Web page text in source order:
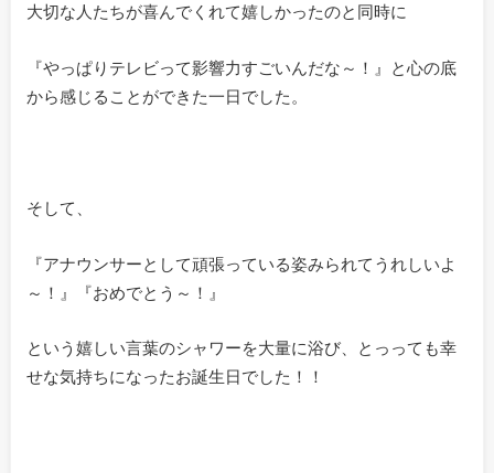
大切な人たちが喜んでくれて嬉しかったのと同時に
『やっぱりテレビって影響力すごいんだな～！』と心の底
から感じることができた一日でした。
そして、
『アナウンサーとして頑張っている姿みられてうれしいよ
～！』『おめでとう～！』
という嬉しい言葉のシャワーを大量に浴び、とっっても幸
せな気持ちになったお誕生日でした！！